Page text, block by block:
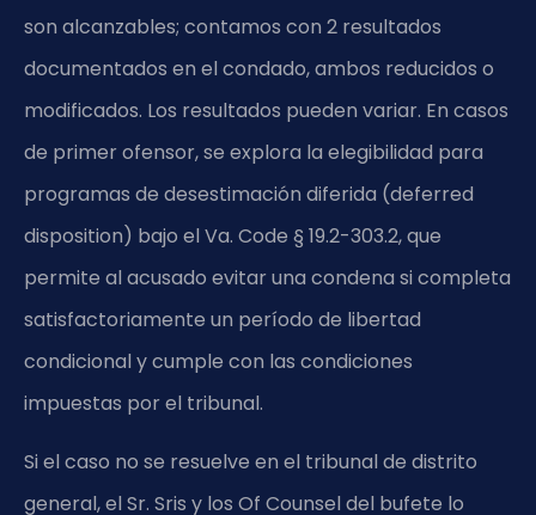
son alcanzables; contamos con 2 resultados
documentados en el condado, ambos reducidos o
modificados. Los resultados pueden variar. En casos
de primer ofensor, se explora la elegibilidad para
programas de desestimación diferida (deferred
disposition) bajo el Va. Code § 19.2-303.2, que
permite al acusado evitar una condena si completa
satisfactoriamente un período de libertad
condicional y cumple con las condiciones
impuestas por el tribunal.
Si el caso no se resuelve en el tribunal de distrito
general, el Sr. Sris y los Of Counsel del bufete lo